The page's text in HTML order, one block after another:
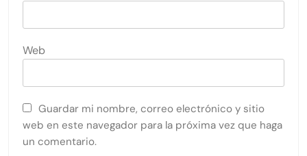
Web
Guardar mi nombre, correo electrónico y sitio
web en este navegador para la próxima vez que haga
un comentario.